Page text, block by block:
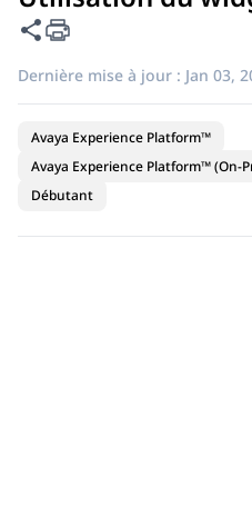
Partager cette page
Dernière mise à jour : Jan 03,
Avaya Experience Platform™
Avaya Experience Platform™ (On-
Débutant